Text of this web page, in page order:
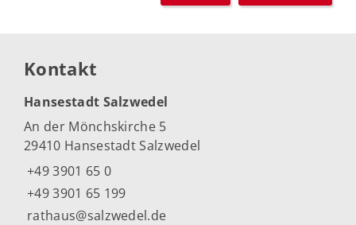
Kontakt
Hansestadt Salzwedel
An der Mönchskirche 5
29410 Hansestadt Salzwedel
+49 3901 65 0
+49 3901 65 199
rathaus@salzwedel.de